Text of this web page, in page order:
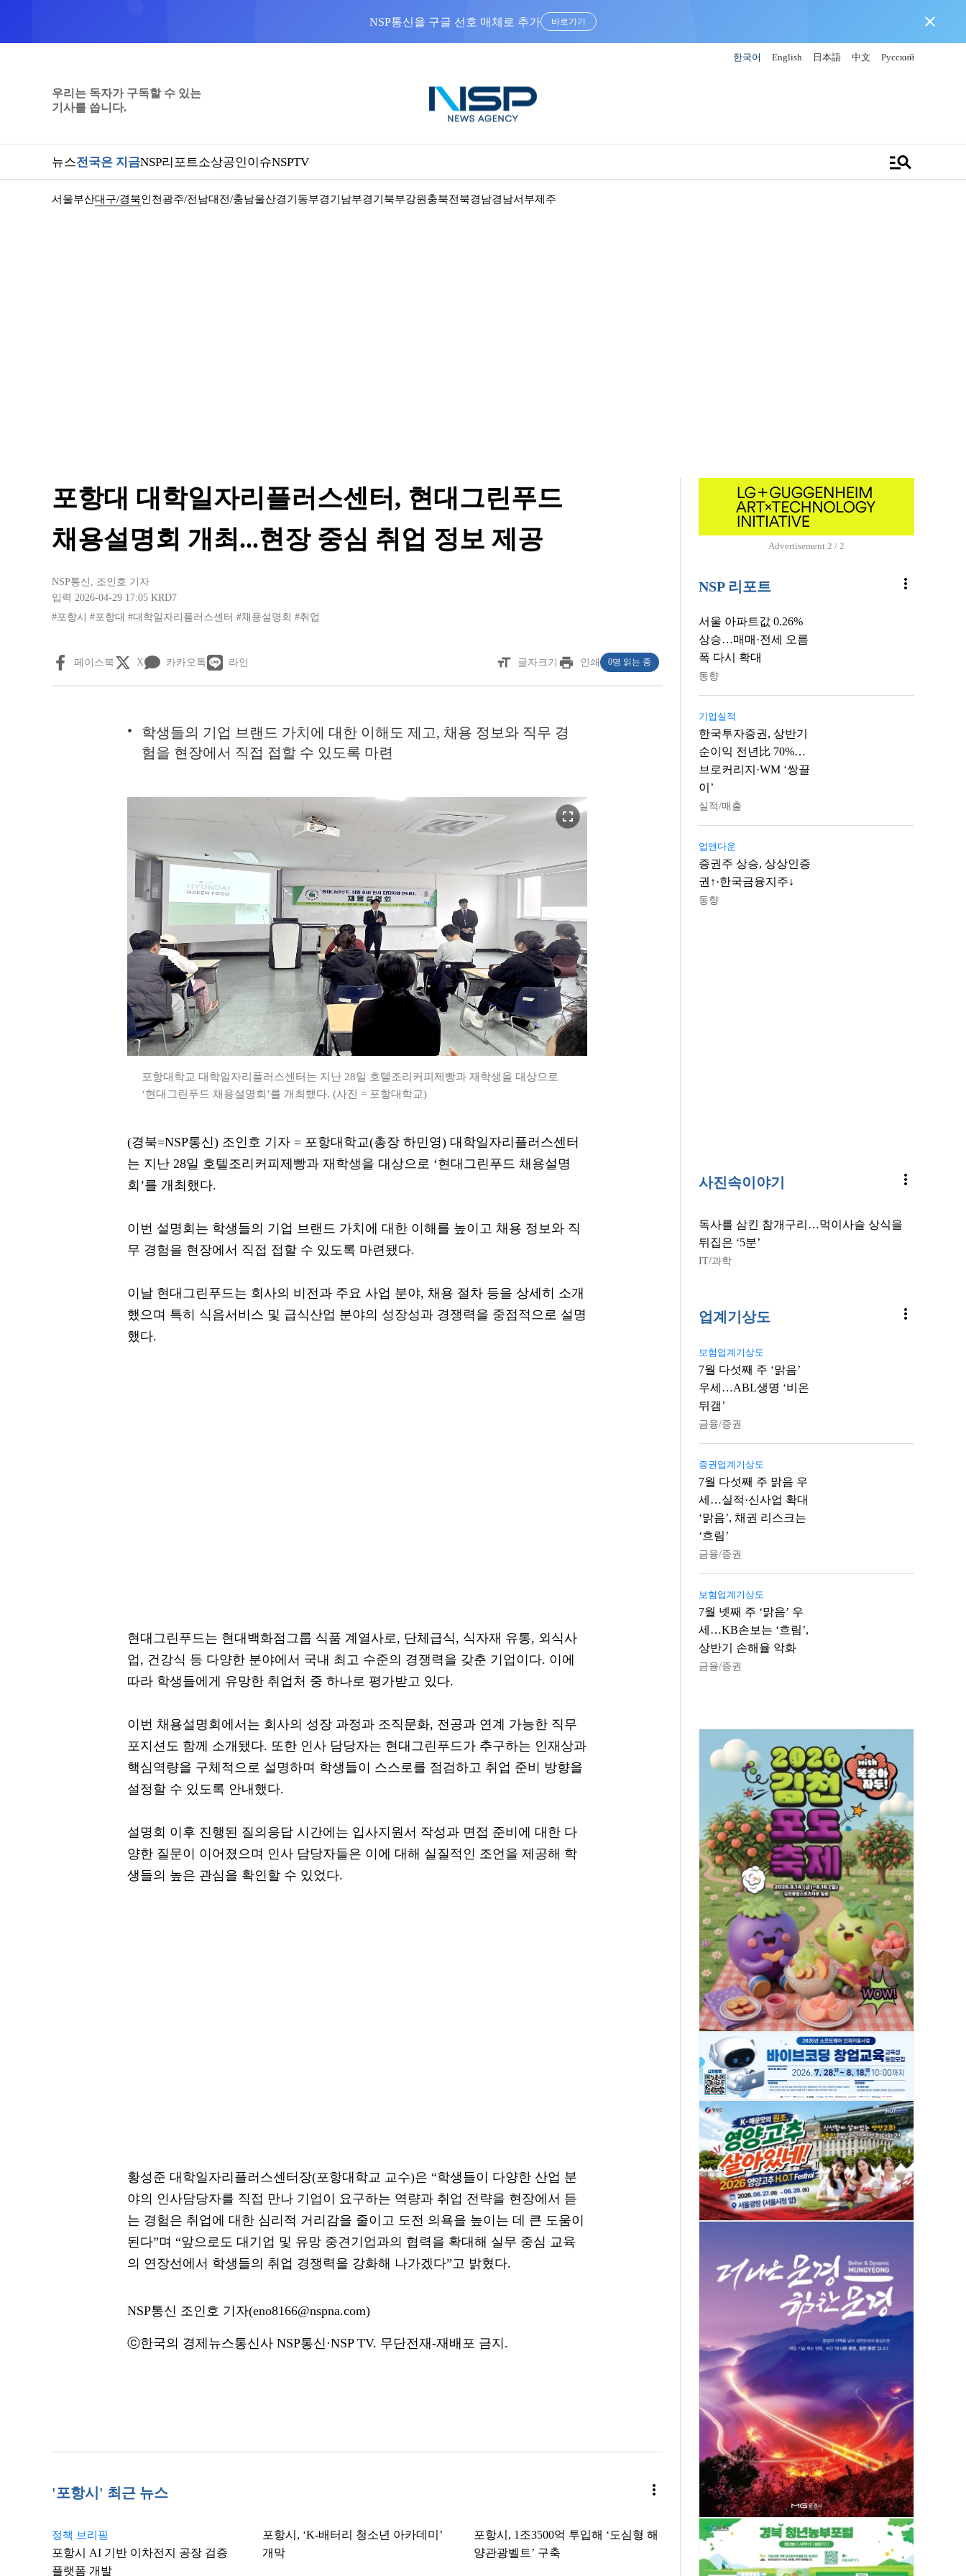
NSP통신을 구글 선호 매체로 추가 바로가기 close
한국어 English 日本語 中文 Русский
우리는 독자가 구독할 수 있는
기사를 씁니다.
뉴스전국은 지금NSP리포트소상공인이슈NSPTV manage_search
서울부산대구/경북인천 광주/전남대전/충남울산경기동부경기남부경기북부강원 충북전북경남경남서부제주
포항대 대학일자리플러스센터, 현대그린푸드
채용설명회 개최...현장 중심 취업 정보 제공
NSP통신 , 조인호 기자
입력 2026-04-29 17:05 KRD7
#포항시
#포항대 #대학일자리플러스센터 #채용설명회 #취업
페이스북 X 카카오톡 라인 format_size 글자크기 print 인쇄 0명 읽는 중
학생들의 기업 브랜드 가치에 대한 이해도 제고, 채용 정보와 직무 경
험을 현장에서 직접 접할 수 있도록 마련
fullscreen
포항대학교 대학일자리플러스센터는 지난 28일 호텔조리커피제빵과 재학생을 대상으로
‘현대그린푸드 채용설명회’를 개최했다. (사진 = 포항대학교)
(경북=NSP통신) 조인호 기자 = 포항대학교(총장 하민영) 대학일자리플러스센터
는 지난 28일 호텔조리커피제빵과 재학생을 대상으로 ‘현대그린푸드 채용설명
회’를 개최했다.
이번 설명회는 학생들의 기업 브랜드 가치에 대한 이해를 높이고 채용 정보와 직
무 경험을 현장에서 직접 접할 수 있도록 마련됐다.
이날 현대그린푸드는 회사의 비전과 주요 사업 분야, 채용 절차 등을 상세히 소개
했으며 특히 식음서비스 및 급식산업 분야의 성장성과 경쟁력을 중점적으로 설명
했다.
현대그린푸드는 현대백화점그룹 식품 계열사로, 단체급식, 식자재 유통, 외식사
업, 건강식 등 다양한 분야에서 국내 최고 수준의 경쟁력을 갖춘 기업이다. 이에
따라 학생들에게 유망한 취업처 중 하나로 평가받고 있다.
이번 채용설명회에서는 회사의 성장 과정과 조직문화, 전공과 연계 가능한 직무
포지션도 함께 소개됐다. 또한 인사 담당자는 현대그린푸드가 추구하는 인재상과
핵심역량을 구체적으로 설명하며 학생들이 스스로를 점검하고 취업 준비 방향을
설정할 수 있도록 안내했다.
설명회 이후 진행된 질의응답 시간에는 입사지원서 작성과 면접 준비에 대한 다
양한 질문이 이어졌으며 인사 담당자들은 이에 대해 실질적인 조언을 제공해 학
생들의 높은 관심을 확인할 수 있었다.
황성준 대학일자리플러스센터장(포항대학교 교수)은 “학생들이 다양한 산업 분
야의 인사담당자를 직접 만나 기업이 요구하는 역량과 취업 전략을 현장에서 듣
는 경험은 취업에 대한 심리적 거리감을 줄이고 도전 의욕을 높이는 데 큰 도움이
된다”며 “앞으로도 대기업 및 유망 중견기업과의 협력을 확대해 실무 중심 교육
의 연장선에서 학생들의 취업 경쟁력을 강화해 나가겠다”고 밝혔다.
NSP통신 조인호 기자(eno8166@nspna.com)
ⓒ한국의 경제뉴스통신사 NSP통신·NSP TV. 무단전재-재배포 금지.
'포항시' 최근 뉴스 more_vert
정책 브리핑
포항시 AI 기반 이차전지 공장 검증
플랫폼 개발
포항시, ‘K-배터리 청소년 아카데미’
개막
포항시, 1조3500억 투입해 ‘도심형 해
양관광벨트’ 구축
Advertisement 1 / 2
NSP 리포트 more_vert
서울 아파트값 0.26%
상승…매매·전세 오름
폭 다시 확대
동향
기업실적
한국투자증권, 상반기
순이익 전년比 70%…
브로커리지·WM ‘쌍끌
이’
실적/매출
업앤다운
증권주 상승, 상상인증
권↑·한국금융지주↓
동향
사진속이야기 more_vert
독사를 삼킨 참개구리…먹이사슬 상식을
뒤집은 ‘5분’
IT/과학
업계기상도 more_vert
보험업계기상도
7월 다섯째 주 ‘맑음’
우세…ABL생명 ‘비온
뒤갬’
금융/증권
증권업계기상도
7월 다섯째 주 맑음 우
세…실적·신사업 확대
‘맑음’, 채권 리스크는
‘흐림’
금융/증권
보험업계기상도
7월 넷째 주 ‘맑음’ 우
세…KB손보는 ‘흐림’,
상반기 손해율 악화
금융/증권